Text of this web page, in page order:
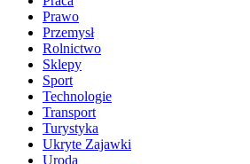
Prawo
Przemysł
Rolnictwo
Sklepy
Sport
Technologie
Transport
Turystyka
Ukryte Zajawki
Uroda